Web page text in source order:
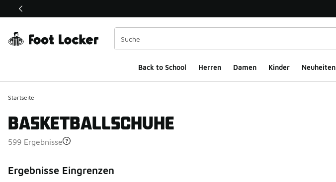
Dieser Link öffnet sich in einem neuen Fenster
Back to School Herren Damen Kinder Neuheiten
Startseite
BASKETBALLSCHUHE
599 Ergebnisse
Ergebnisse Eingrenzen